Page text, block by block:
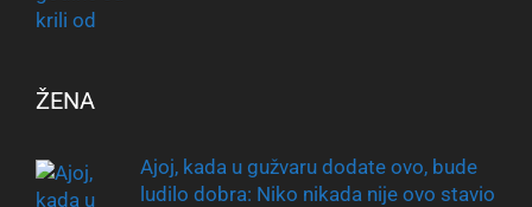
ŽENA
Ajoj, kada u gužvaru dodate ovo, bude
ludilo dobra: Niko nikada nije ovo stavio